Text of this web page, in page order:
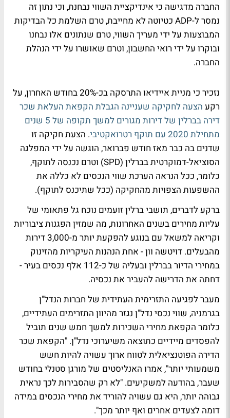
החברה מדגישה כי אינדיקציית השווי נבחנת, וכי נתון זה
נמסר ל-ADP כטיוטה לא מחייבת, טרם השלמת כל הבדיקות
המבוצעות על ידי מעריך השווי, טרם שנתונים אלו נבחנו
ובוקרו על ידי רואי החשבון, וטרם שאושרו על ידי הנהלת
החברה.
נזכיר כי מניית איידיאו התרסקה בכ-20% בחודש האחרון, על
רקע הצעה לחקיקה שעניינה הגבלת הקפאת העלאת שכר
דירה בברלין של דירות מגורים למשך תקופה של 5 שנים
מתחילת 2020 עם תוקף רטרואקטיבי
. הצעת חקיקה זו
שדנים בה כבר מאז חודש פברואר, הוגשה על ידי המפלגה
הסוציאל-דמוקרטית בברלין (SPD) וטרם נכנסה לתוקף,
כלומר, ככל הנראה הערכת שווי הנכסים לא כללה את
ההשפעות הצפויות מהחקיקה (ככל שתיכנס לתוקף).
ברקע לדברים, תושבי ברלין זועמים נוכח גל פתאומי של
עליות מחירים בשנים האחרונות, מה שמזין הפגנות ציבוריות
וקריאה למשאל עם בנוגע להפקעת יותר מ-3,000 דירות
מהבעלים. דויטשה וון - אחת הנהנות העיקריות מהזינוק
במחירי הדיור בברלין ובעליה של כ-112 אלף נכסים בעיר -
דחתה את הדרישה להעביר את נכסיה.
מעבר לפגיעה התזרימית העתידית של חברות הנדל"ן
בגרמניה, שווי נכסי נדל"ן נגזר מהיוון התזרימים העתידיים,
כלומר הקפאת מחירי השכירות למשך חמש שנים תוביל
להפסדים מיידיים כתוצאה משיערוכי נדל"ן. "הקפאת שכר
הדירה הפוטנציאלית לטווח ארוך עשויה להיות חשש
משמעותי יותר", אמרו האנליסטים של מורגן סטנלי בחודש
שעבר, בהודעה למשקיעים. "לא רק שהסבירות לכך נראית
גבוהה יותר, היא גם עשויה להוריד את מחירי הנכסים במידה
דומה לצעדים אחרים ואף יותר מכך".